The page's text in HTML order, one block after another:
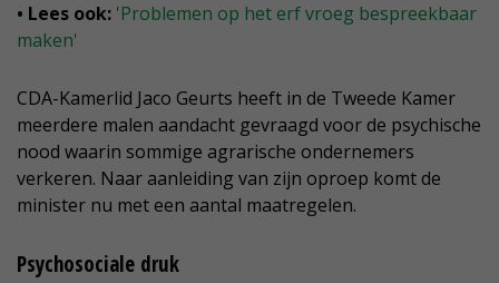
• Lees ook: 'Problemen op het erf vroeg bespreekbaar
maken'
CDA-Kamerlid Jaco Geurts heeft in de Tweede Kamer
meerdere malen aandacht gevraagd voor de psychische
nood waarin sommige agrarische ondernemers
verkeren. Naar aanleiding van zijn oproep komt de
minister nu met een aantal maatregelen.
Psychosociale druk